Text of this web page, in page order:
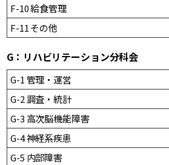
F-10 給食管理
F-11 その他
G：リハビリテーション分科会
G-1 管理・運営
G-2 調査・統計
G-3 高次脳機能障害
G-4 神経系疾患
G-5 内部障害